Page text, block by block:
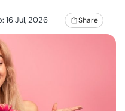
16 Jul, 2026 Share